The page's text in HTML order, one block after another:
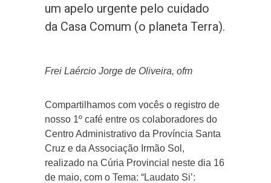
um apelo urgente pelo cuidado
da Casa Comum (o planeta Terra).
Frei Laércio Jorge de Oliveira, ofm
Compartilhamos com vocês o registro de
nosso 1º café entre os colaboradores do
Centro Administrativo da Província Santa
Cruz e da Associação Irmão Sol,
realizado na Cúria Provincial neste dia 16
de maio, com o Tema: “Laudato Si’: